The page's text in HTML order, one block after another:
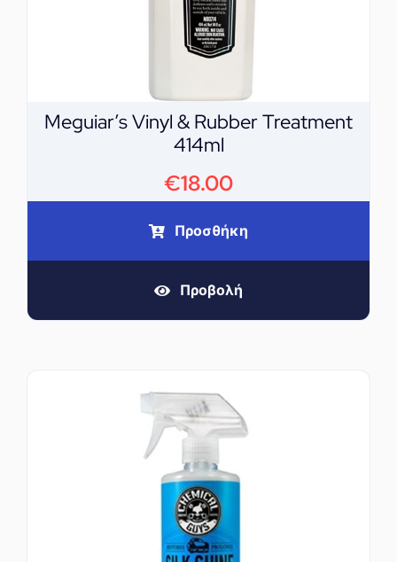
Meguiar’s Vinyl & Rubber Treatment
414ml
€18.00
Προσθήκη
Προβολή